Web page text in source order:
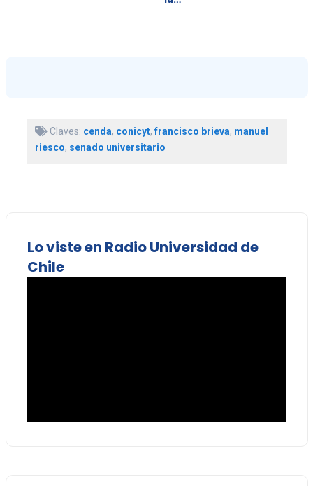
Claves: cenda, conicyt,francisco brieva, manuel
riesco, senado universitario
Lo viste en Radio Universidad de
Chile